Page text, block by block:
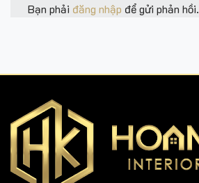
Bạn phải đăng nhập để gửi phản hồi.